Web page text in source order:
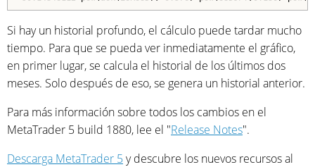
Si hay un historial profundo, el cálculo puede tardar mucho
tiempo. Para que se pueda ver inmediatamente el gráfico,
en primer lugar, se calcula el historial de los últimos dos
meses. Solo después de eso, se genera un historial anterior.
Para más información sobre todos los cambios en el
MetaTrader 5 build 1880, lee el "Release Notes".
Descarga MetaTrader 5 y descubre los nuevos recursos al